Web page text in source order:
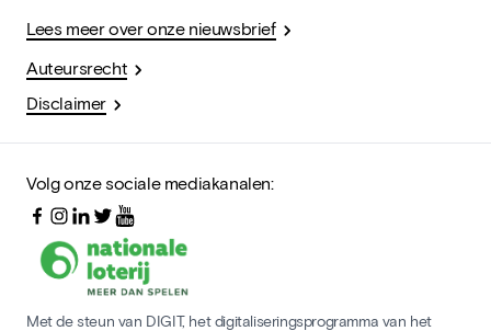
Lees meer over onze nieuwsbrief
Auteursrecht
Disclaimer
Volg onze sociale mediakanalen:
Met de steun van DIGIT, het digitaliseringsprogramma van het